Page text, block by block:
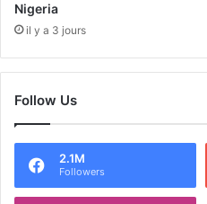
Nigeria
il y a 3 jours
Follow Us
2.1M
Followers